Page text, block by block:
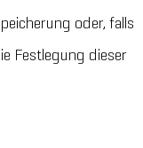
oder, falls
Festlegung dieser